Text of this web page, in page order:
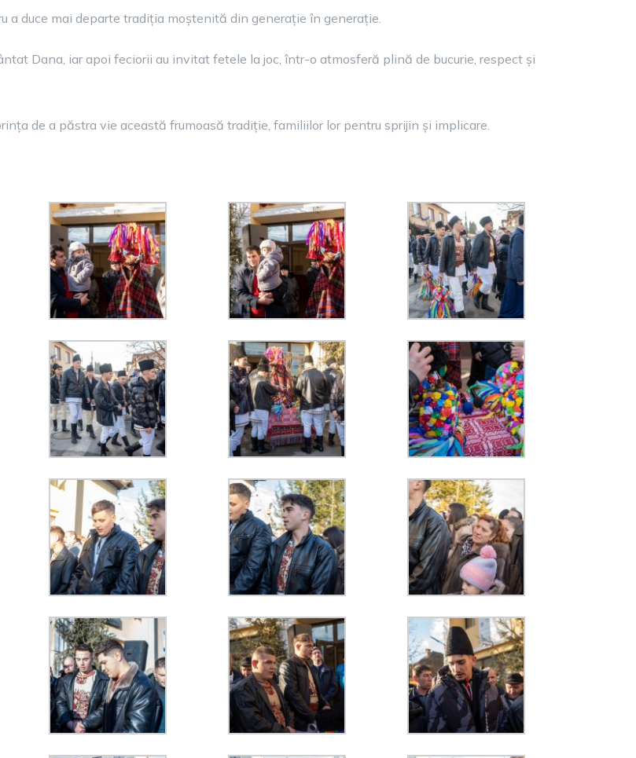
a duce mai departe tradiția moștenită din generație în generație.
Dana, iar apoi feciorii au invitat fetele la joc, într-o atmosferă plină de bucurie, respect și
de a păstra vie această frumoasă tradiție, familiilor lor pentru sprijin și implicare.